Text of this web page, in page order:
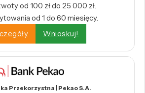
od 100 zł do 25 000 zł.
od 1 do 60 miesięcy.
Wnioskuj!
Przekorzystna | Pekao S.A.